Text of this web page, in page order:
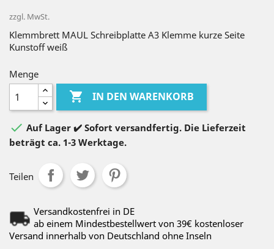
zzgl. MwSt.
Klemmbrett MAUL Schreibplatte A3 Klemme kurze Seite
Kunstoff weiß
Menge
 IN DEN WARENKORB
 Auf Lager ✔️ Sofort versandfertig. Die Lieferzeit
beträgt ca. 1-3 Werktage.
Teilen
Versandkostenfrei in DE
ab einem Mindestbestellwert von 39€ kostenloser
Versand innerhalb von Deutschland ohne Inseln